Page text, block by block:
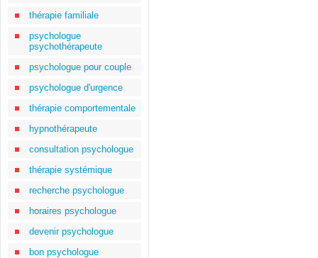
thérapie familiale
psychologue
psychothérapeute
psychologue pour couple
psychologue d'urgence
thérapie comportementale
hypnothérapeute
consultation psychologue
thérapie systémique
recherche psychologue
horaires psychologue
devenir psychologue
bon psychologue